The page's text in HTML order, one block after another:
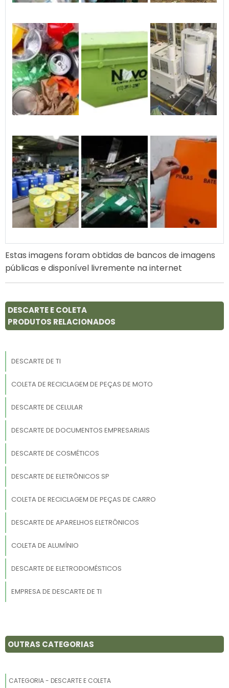
Estas imagens foram obtidas de bancos de imagens
públicas e disponível livremente na internet
DESCARTE E COLETA
PRODUTOS RELACIONADOS
DESCARTE DE TI
COLETA DE RECICLAGEM DE PEÇAS DE MOTO
DESCARTE DE CELULAR
DESCARTE DE DOCUMENTOS EMPRESARIAIS
DESCARTE DE COSMÉTICOS
DESCARTE DE ELETRÔNICOS SP
COLETA DE RECICLAGEM DE PEÇAS DE CARRO
DESCARTE DE APARELHOS ELETRÔNICOS
COLETA DE ALUMÍNIO
DESCARTE DE ELETRODOMÉSTICOS
EMPRESA DE DESCARTE DE TI
DESCARTE DE PC
DESCARTE DE COMPUTADOR
OUTRAS CATEGORIAS
CATEGORIA - DESCARTE E COLETA